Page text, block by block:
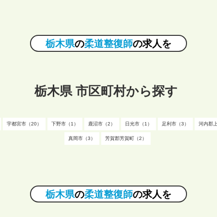
栃木県の柔道整復師の求人を
栃木県 市区町村から探す
宇都宮市（20） 下野市（1） 鹿沼市（2） 日光市（1） 足利市（3） 河内郡
真岡市（3） 芳賀郡芳賀町（2）
栃木県の柔道整復師の求人を